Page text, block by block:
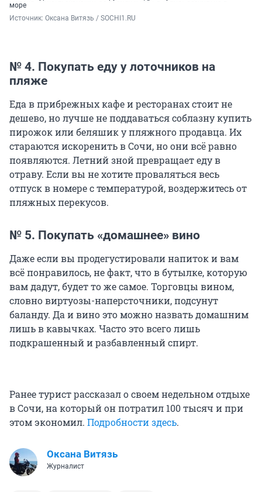
море
Источник: Оксана Витязь / SOCHI1.RU
№ 4. Покупать еду у лоточников на
пляже
Еда в прибрежных кафе и ресторанах стоит не
дешево, но лучше не поддаваться соблазну купить
пирожок или беляшик у пляжного продавца. Их
стараются искоренить в Сочи, но они всё равно
появляются. Летний зной превращает еду в
отраву. Если вы не хотите проваляться весь
отпуск в номере с температурой, воздержитесь от
пляжных перекусов.
№ 5. Покупать «домашнее» вино
Даже если вы продегустировали напиток и вам
всё понравилось, не факт, что в бутылке, которую
вам дадут, будет то же самое. Торговцы вином,
словно виртуозы-наперсточники, подсунут
баланду. Да и вино это можно назвать домашним
лишь в кавычках. Часто это всего лишь
подкрашенный и разбавленный спирт.
Ранее турист рассказал о своем недельном отдыхе
в Сочи, на который он потратил 100 тысяч и при
этом экономил. Подробности здесь.
Оксана Витязь
Журналист